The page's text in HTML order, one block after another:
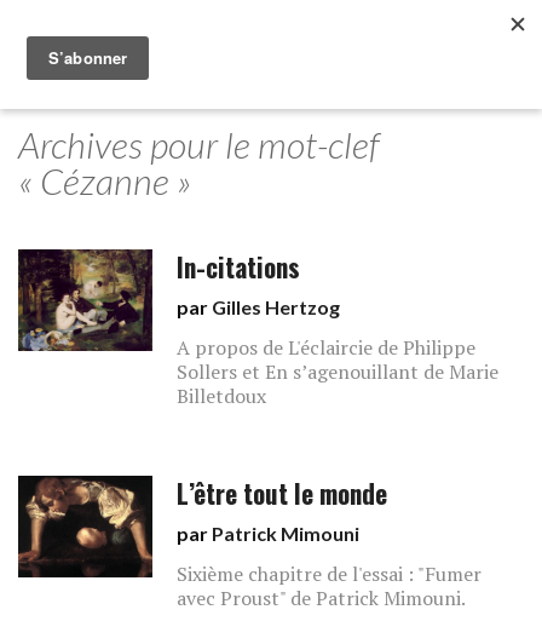
Archives pour le mot-clef
« Cézanne »
In-citations
par Gilles Hertzog
A propos de L'éclaircie de Philippe
Sollers et En s’agenouillant de Marie
Billetdoux
L’être tout le monde
par Patrick Mimouni
Sixième chapitre de l'essai : "Fumer
avec Proust" de Patrick Mimouni.